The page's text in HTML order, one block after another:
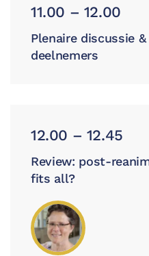
11.00 – 12.00
Plenaire discussie
deelnemers
12.00 – 12.45
Review: post-
fits all?